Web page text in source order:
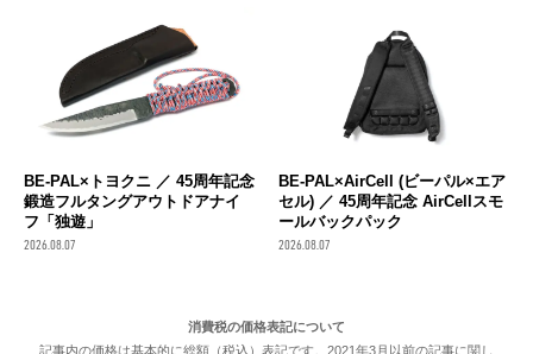
BE-PAL×トヨクニ ／ 45周年記念
鍛造フルタングアウトドアナイ
フ「独遊」
2026.08.07
BE-PAL×AirCell (ビーパル×エア
セル) ／ 45周年記念 AirCellスモ
ールバックパック
2026.08.07
消費税の価格表記について
記事内の価格は基本的に総額（税込）表記です。2021年3月以前の記事に関し